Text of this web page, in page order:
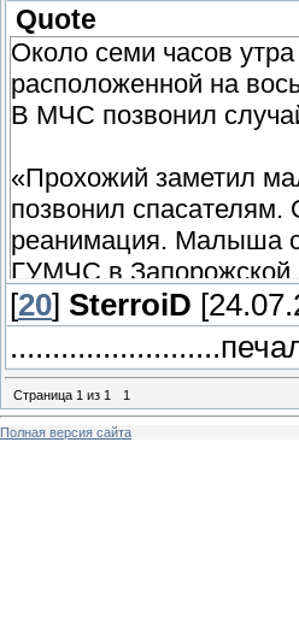
Quote
Около семи часов
расположенной на
В МЧС позвонил
«Прохожий заметил
позвонил
реанимация. Малыша
ГУМЧС в
Где же были родители
проводит следствие
«Около 9 утра малыш
[20] SterroiD
Страница 1 из 1 1
Полная версия сайта